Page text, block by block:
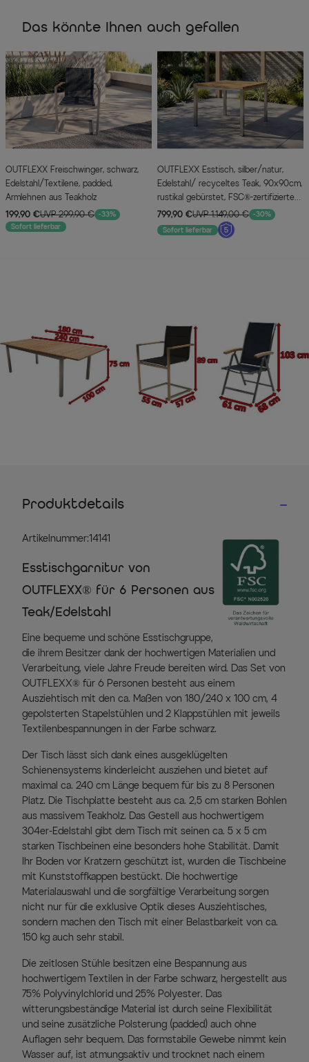
Das könnte Ihnen auch gefallen
OUTFLEXX Freischwinger, schwarz,
Edelstahl/Textilene, padded,
Armlehnen aus Teakholz
199,90 €UVP 299,90 € -33%
Sofort lieferbar
OUTFLEXX Esstisch, silber/natur,
Edelstahl/ recyceltes Teak, 90x90cm,
rustikal gebürstet, FSC®-zertifiziertes
Produkt
799,90 €UVP 1.149,00 € -30%
Sofort lieferbar
Produktdetails
Artikelnummer:14141
Esstischgarnitur von
OUTFLEXX® für 6 Personen aus
Teak/Edelstahl
Eine bequeme und schöne Esstischgruppe,
die ihrem Besitzer dank der hochwertigen Materialien und
Verarbeitung, viele Jahre Freude bereiten wird. Das Set von
OUTFLEXX® für 6 Personen besteht aus einem
Ausziehtisch mit den ca. Maßen von 180/240 x 100 cm, 4
gepolsterten Stapelstühlen und 2 Klappstühlen mit jeweils
Textilenbespannungen in der Farbe schwarz.
Der Tisch lässt sich dank eines ausgeklügelten
Schienensystems kinderleicht ausziehen und bietet auf
maximal ca. 240 cm Länge bequem für bis zu 8 Personen
Platz. Die Tischplatte besteht aus ca. 2,5 cm starken Bohlen
aus massivem Teakholz. Das Gestell aus hochwertigem
304er-Edelstahl gibt dem Tisch mit seinen ca. 5 x 5 cm
starken Tischbeinen eine besonders hohe Stabilität. Damit
Ihr Boden vor Kratzern geschützt ist, wurden die Tischbeine
mit Kunststoffkappen bestückt. Die hochwertige
Materialauswahl und die sorgfältige Verarbeitung sorgen
nicht nur für die exklusive Optik dieses Ausziehtisches,
sondern machen den Tisch mit einer Belastbarkeit von ca.
150 kg auch sehr stabil.
Die zeitlosen Stühle besitzen eine Bespannung aus
hochwertigem Textilen in der Farbe schwarz, hergestellt aus
75% Polyvinylchlorid und 25% Polyester. Das
witterungsbeständige Material ist durch seine Flexibilität
und seine zusätzliche Polsterung (padded) auch ohne
Auflagen sehr bequem. Das formstabile Gewebe nimmt kein
Wasser auf, ist atmungsaktiv und trocknet nach einem